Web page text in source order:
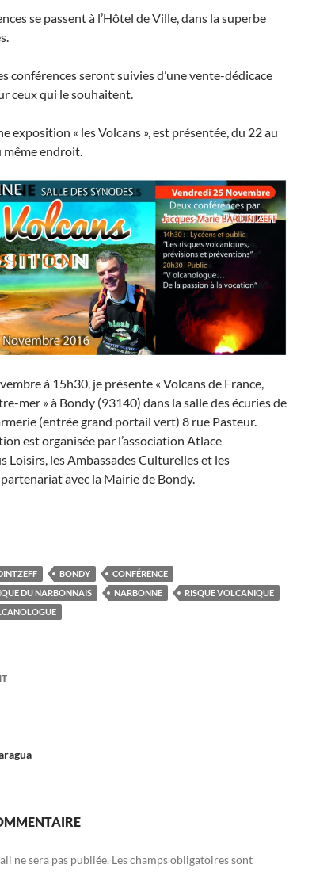
se passent à l’Hôtel de Ville, dans la superbe
conférences seront suivies d’une vente-dédicace
ceux qui le souhaitent.
exposition « les Volcans », est présentée, du 22 au
même endroit.
à 15h30, je présente « Volcans de France,
mer » à Bondy (93140) dans la salle des écuries de
(entrée grand portail vert) 8 rue Pasteur.
est organisée par l’association Atlace
Loisirs, les Ambassades Culturelles et les
avec la Mairie de Bondy.
BONDY
CONFÉRENCE
DU NARBONNAIS
NARBONNE
RISQUE VOLCANIQUE
ne sera pas publiée. Les champs obligatoires sont